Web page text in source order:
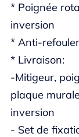
* Poignée
inversion
* Anti-
* Livraison:
-Mitigeur,
plaque
inversion
- Set de